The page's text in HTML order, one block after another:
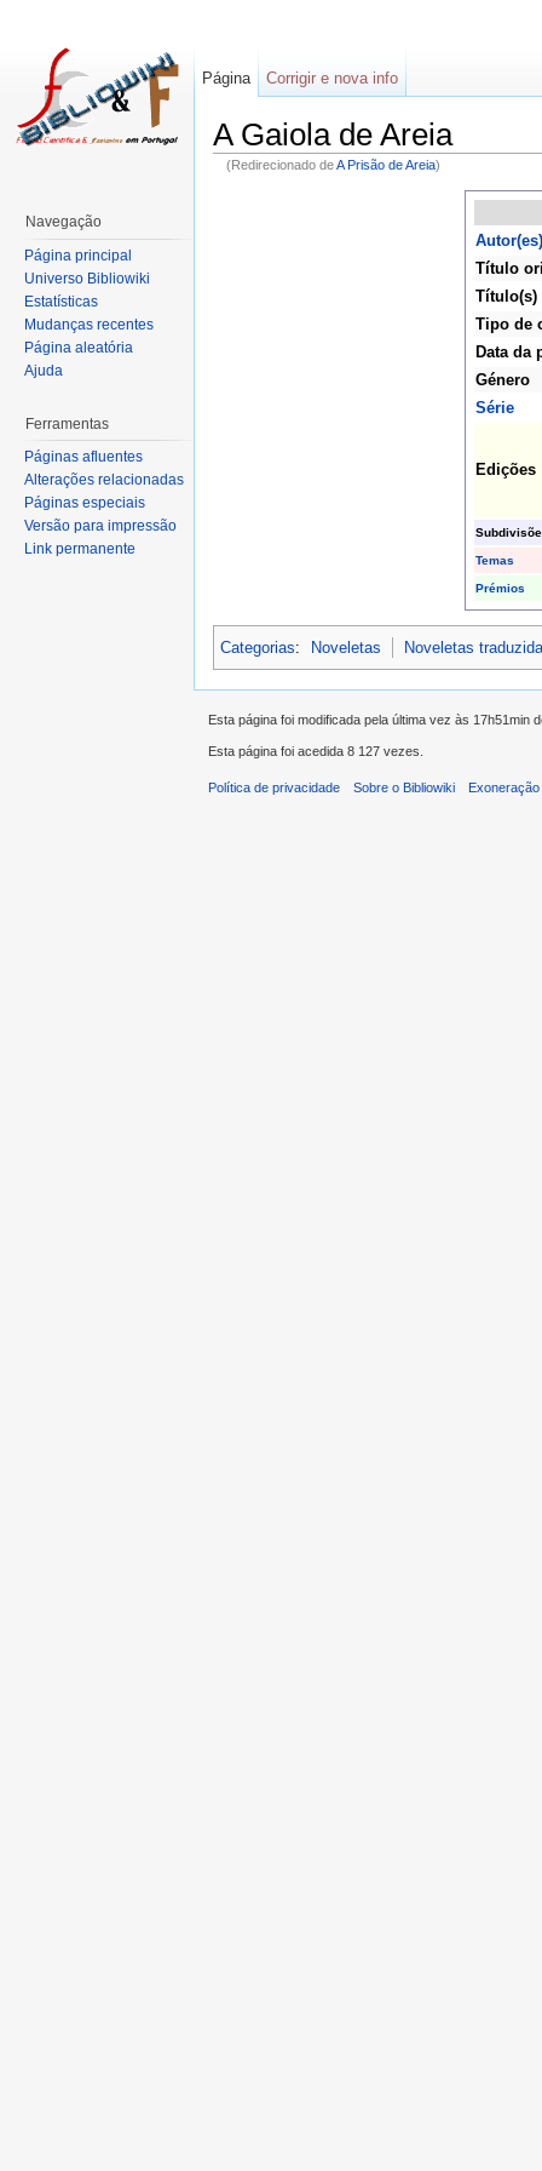
A Gaiola de Areia
(Redirecionado deA Prisão de Areia)
Autor(es)
Título
Título(s)
Tipo de
Data da
Género
Série
Edições
Temas
Prémios
Categorias: Noveletas Noveletas
Página Corrigir e nova info
Navegação
Página principal
Universo Bibliowiki
Estatísticas
Mudanças recentes
Página aleatória
Ajuda
Ferramentas
Páginas afluentes
Alterações relacionadas
Páginas especiais
Versão para impressão
Link permanente
Esta página foi modificada pela última vez às 17h51min
Esta página foi acedida 8 127 vezes.
Política de privacidade Sobre o Bibliowiki